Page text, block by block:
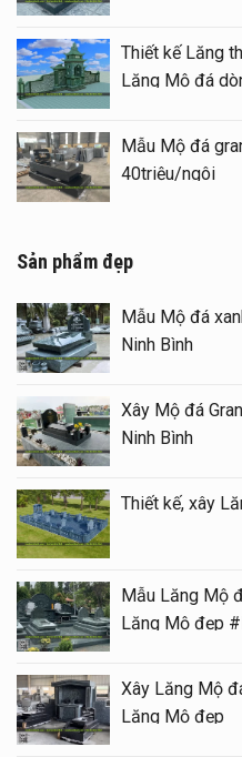
Thiết kế Lăng
Lăng Mộ đá
Mẫu Mộ đá
40triệu/ngôi
Sản phẩm đẹp
Mẫu Mộ đá
Ninh Bình
Xây Mộ đá
Ninh Bình
Thiết kế, xây
Mẫu Lăng Mộ
Lăng Mộ đẹp
Xây Lăng Mộ
Lăng Mộ đẹp